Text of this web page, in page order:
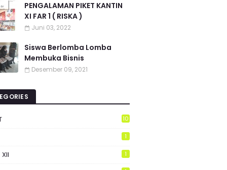
PENGALAMAN PIKET KANTIN
XI FAR 1 ( RISKA )
Juni 03, 2022
Siswa Berlomba Lomba
Membuka Bisnis
Desember 09, 2021
10
1
1